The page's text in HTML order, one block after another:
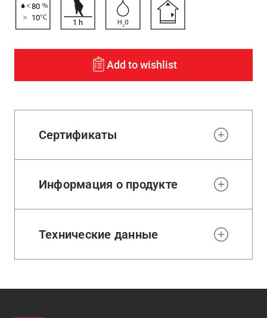
80
10
1 h
Add to wishlist
Сертификаты
Информация о продукте
Технические данные